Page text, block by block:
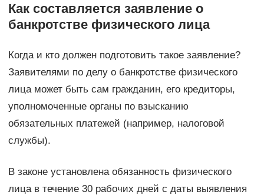
Как составляется заявление о
банкротстве физического лица
Когда и кто должен подготовить такое заявление?
Заявителями по делу о банкротстве физического
лица может быть сам гражданин, его кредиторы,
уполномоченные органы по взысканию
обязательных платежей (например, налоговой
службы).
В законе установлена обязанность физического
лица в течение 30 рабочих дней с даты выявления